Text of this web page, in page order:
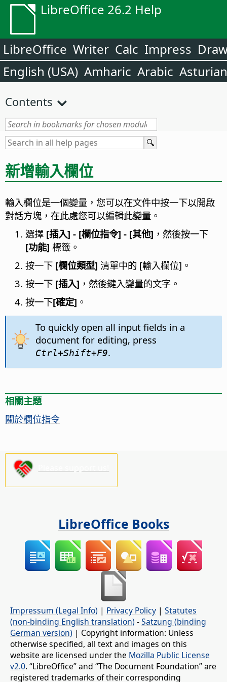
LibreOffice 26.2 Help
LibreOffice Writer Calc Impress
English (USA) Amharic Arabic Asturian
Contents
新增輸入欄位
輸入欄位是一個變量，您可以在文件中按一下以開啟
對話方塊，在此處您可以編輯此變量。
選擇 [插入] - [欄位指令] - [其他] ，然後按一下
[功能] 標籤。
按一下 [欄位類型] 清單中的 [輸入欄位]。
按一下 [插入] ，然後鍵入變量的文字。
按一下[確定] 。
To quickly open all input fields in a
document for editing, press
Ctrl+Shift+F9.
相關主題
關於欄位指令
LibreOffice Books
Impressum (Legal Info) | Privacy Policy | Statutes
(non-binding English translation) -Satzung (binding
German version) | Copyright information: Unless
otherwise specified, all text and images on this
website are licensed under the Mozilla Public License
v2.0. “LibreOffice” and “The Document Foundation” are
registered trademarks of their corresponding